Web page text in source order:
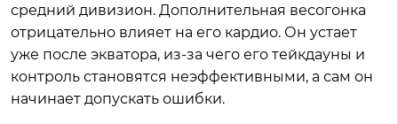
средний дивизион. Дополнительная весогонка
отрицательно влияет на его кардио. Он устает
уже после экватора, из-за чего его тейкдауны и
контроль становятся неэффективными, а сам он
начинает допускать ошибки.